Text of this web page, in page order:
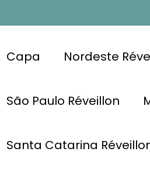
Capa Nordeste
São Paulo Réveillon
Santa Catarina